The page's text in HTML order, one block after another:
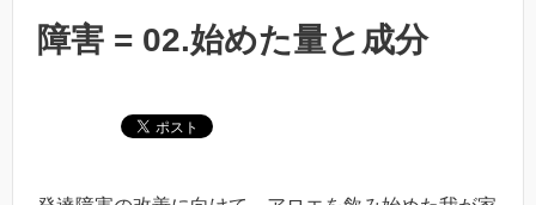
障害 = 02.始めた量と成分